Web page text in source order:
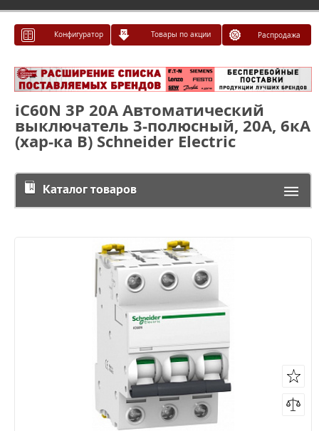
Конфигуратор Товары по акции Распродажа
iC60N 3P 20А Автоматический
выключатель 3-полюсный, 20А, 6кА
(хар-ка B) Schneider Electric
Каталог товаров